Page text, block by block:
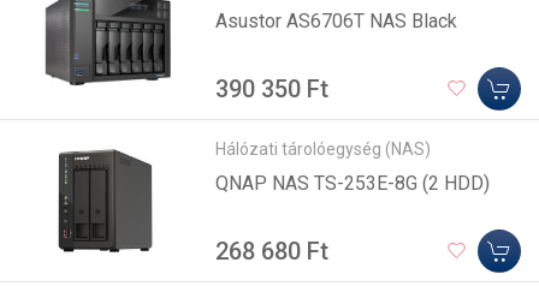
Asustor AS6706T NAS Black
390 350 Ft
Hálózati tárolóegység (NAS)
QNAP NAS TS-253E-8G (2 HDD)
268 680 Ft